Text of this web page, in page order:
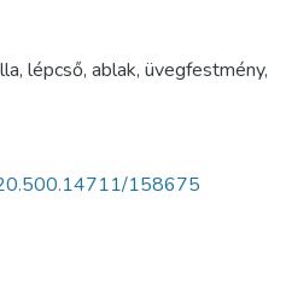
, lépcső, ablak, üvegfestmény,
158675